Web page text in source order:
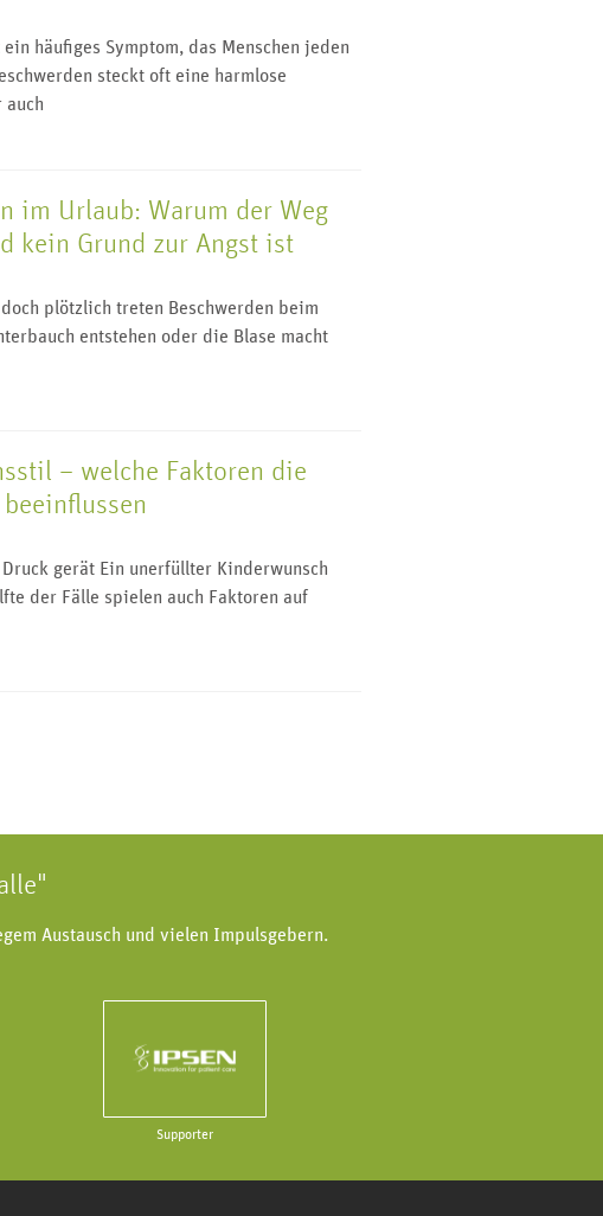
häufiges Symptom, das Menschen jeden
steckt oft eine harmlose
auch
im Urlaub: Warum der Weg
kein Grund zur Angst ist
plötzlich treten Beschwerden beim
entstehen oder die Blase macht
– welche Faktoren die
gerät Ein unerfüllter Kinderwunsch
der Fälle spielen auch Faktoren auf
Austausch und vielen Impulsgebern.
Supporter